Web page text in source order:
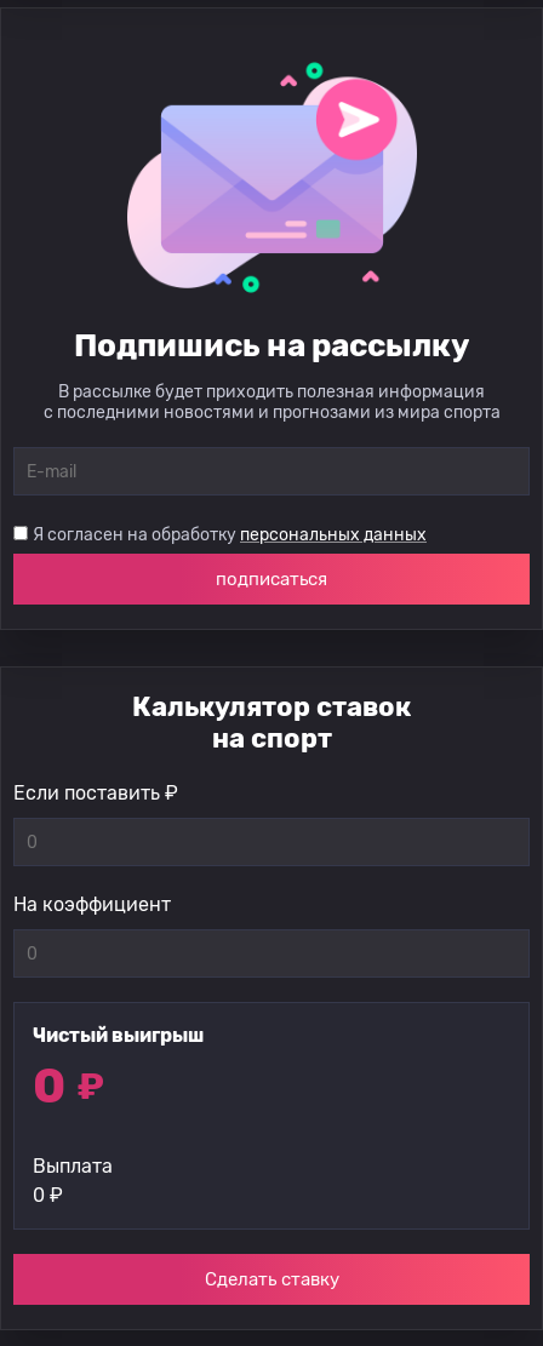
Подпишись на рассылку
В рассылке будет приходить полезная информация
с последними новостями и прогнозами из мира спорта
Я согласен на обработку персональных данных
подписаться
Калькулятор ставок
на спорт
Если поставить ₽
На коэффициент
Чистый выигрыш
0 ₽
Выплата
0 ₽
Сделать ставку